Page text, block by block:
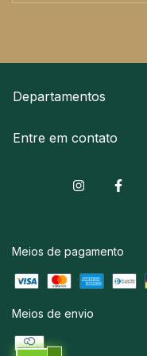
Departamentos
Entre em contato
Meios de pagamento
Meios de envio